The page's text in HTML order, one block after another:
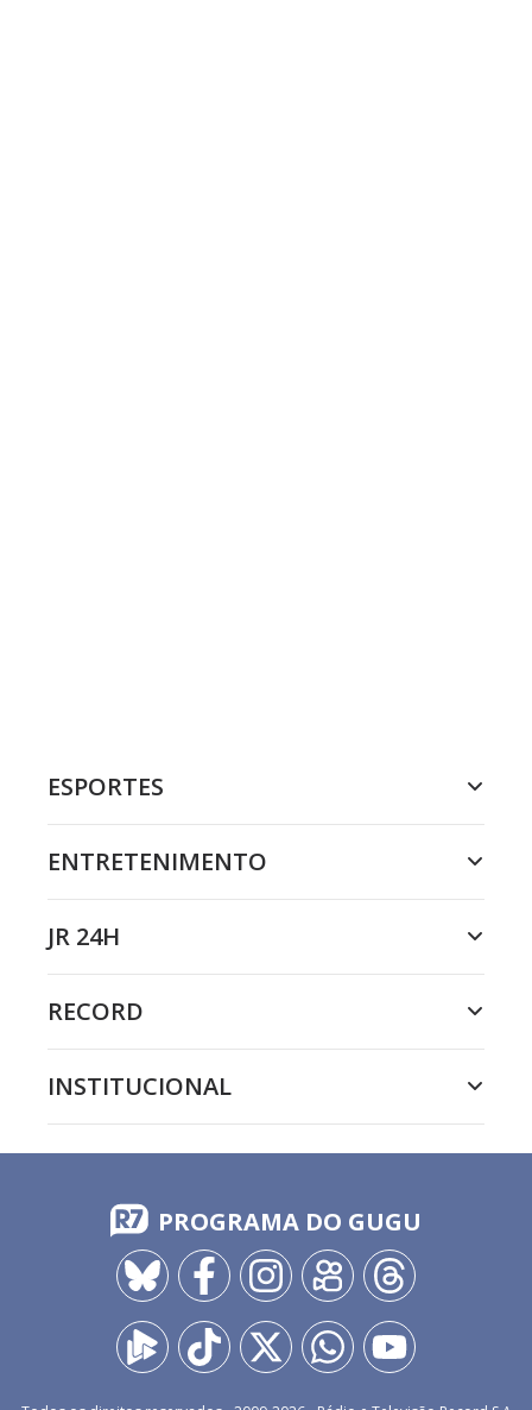
ESPORTES
ENTRETENIMENTO
JR 24H
RECORD
INSTITUCIONAL
PROGRAMA DO GUGU